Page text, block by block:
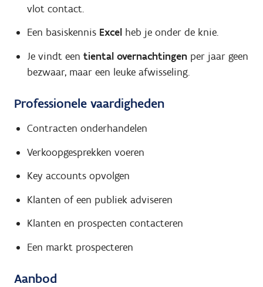
vlot contact.
Een basiskennis Excel heb je onder de knie.
Je vindt een tiental overnachtingen per jaar geen
bezwaar, maar een leuke afwisseling.
Professionele vaardigheden
Contracten onderhandelen
Verkoopgesprekken voeren
Key accounts opvolgen
Klanten of een publiek adviseren
Klanten en prospecten contacteren
Een markt prospecteren
Aanbod